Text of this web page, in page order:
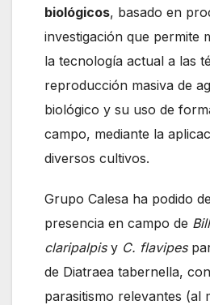
biológicos, basado en
investigación que permite
la tecnología actual a las
reproducción masiva de
biológico y su uso de
campo, mediante la
diversos cultivos.
Grupo Calesa ha podido
presencia en campo de
claripalpisy C. flavipes
de Diatraea tabernella,
parasitismo relevantes (al